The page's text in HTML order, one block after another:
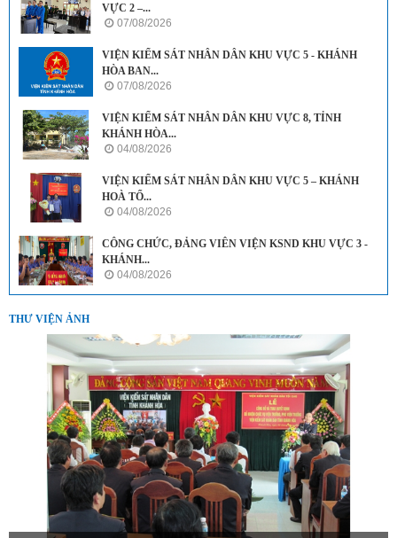
VỰC 2 –...
07/08/2026
VIỆN KIỂM SÁT NHÂN DÂN KHU VỰC 5 - KHÁNH
HÒA BAN...
07/08/2026
VIỆN KIỂM SÁT NHÂN DÂN KHU VỰC 8, TỈNH
KHÁNH HÒA...
04/08/2026
VIỆN KIỂM SÁT NHÂN DÂN KHU VỰC 5 – KHÁNH
HOÀ TỔ...
04/08/2026
CÔNG CHỨC, ĐẢNG VIÊN VIỆN KSND KHU VỰC 3 -
KHÁNH...
04/08/2026
THƯ VIỆN ẢNH